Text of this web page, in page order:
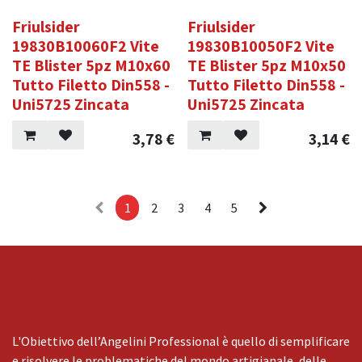
Friulsider
19830B10060F2 Vite
TE Blister 5pz M10x60
Tutto Filetto Din558 -
Uni5725 Zincata
3,78€
Friulsider
19830B10050F2 Vite
TE Blister 5pz M10x50
Tutto Filetto Din558 -
Uni5725 Zincata
3,14€
1 2 3 4 5
L'Obiettivo dell’Angelini Professional è quello di semplificare